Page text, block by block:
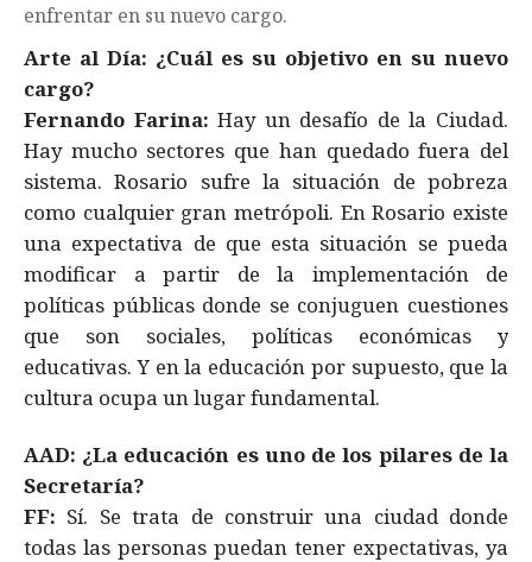
enfrentar en su nuevo cargo.
Arte al Día: ¿Cuál es su objetivo en su nuevo
cargo?
Fernando Farina: Hay un desafío de la Ciudad.
Hay mucho sectores que han quedado fuera del
sistema. Rosario sufre la situación de pobreza
como cualquier gran metrópoli. En Rosario existe
una expectativa de que esta situación se pueda
modificar a partir de la implementación de
políticas públicas donde se conjuguen cuestiones
que son sociales, políticas económicas y
educativas. Y en la educación por supuesto, que la
cultura ocupa un lugar fundamental.
AAD: ¿La educación es uno de los pilares de la
Secretaría?
FF: Sí. Se trata de construir una ciudad donde
todas las personas puedan tener expectativas, ya